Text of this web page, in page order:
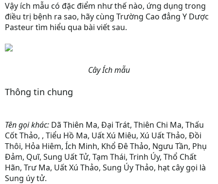
Vậy ích mẫu có đặc điểm như thế nào, ứng dụng trong
điều trị bệnh ra sao, hãy cùng Trường Cao đẳng Y Dược
Pasteur tìm hiểu qua bài viết sau.
Cây Ích mẫu
Thông tin chung
Tên gọi khác: Dã Thiên Ma, Đại Trát, Thiên Chi Ma, Thấu
Cốt Thảo, , Tiểu Hồ Ma, Uất Xú Miêu, Xú Uất Thảo, Đồi
Thôi, Hỏa Hiêm, Ích Minh, Khổ Đê Thảo, Ngưu Tần, Phụ
Đảm, Quĩ, Sung Uất Tử, Tạm Thái, Trinh Úy, Thổ Chất
Hãn, Trư Ma, Uất Xú Thảo, Sung Úy Thảo, hạt cây gọi là
Sung úy tử.